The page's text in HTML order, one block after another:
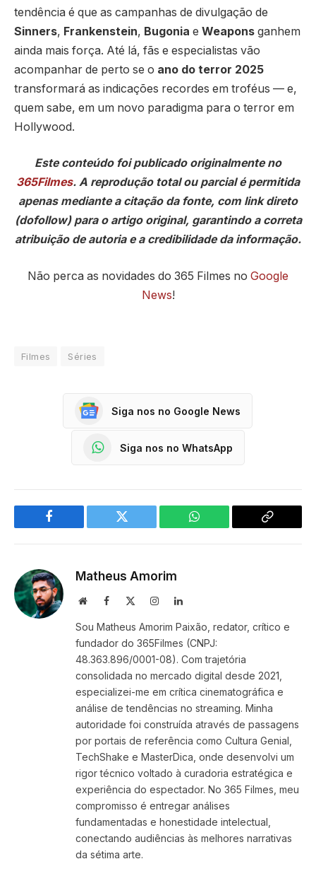
tendência é que as campanhas de divulgação de
Sinners, Frankenstein, Bugonia e Weapons ganhem
ainda mais força. Até lá, fãs e especialistas vão
acompanhar de perto se o ano do terror 2025
transformará as indicações recordes em troféus — e,
quem sabe, em um novo paradigma para o terror em
Hollywood.
Este conteúdo foi publicado originalmente no
365Filmes. A reprodução total ou parcial é permitida
apenas mediante a citação da fonte, com link direto
(dofollow) para o artigo original, garantindo a correta
atribuição de autoria e a credibilidade da informação.
Não perca as novidades do 365 Filmes no Google
News!
Filmes Séries
Siga nos no Google News
Siga nos no WhatsApp
Facebook Twitter WhatsApp
Copy
Matheus Amorim
WebsiteFacebook InstagramLinkedIn
Sou Matheus Amorim Paixão, redator, crítico e
fundador do 365Filmes (CNPJ:
48.363.896/0001-08). Com trajetória
consolidada no mercado digital desde 2021,
especializei-me em crítica cinematográfica e
análise de tendências no streaming. Minha
autoridade foi construída através de passagens
por portais de referência como Cultura Genial,
TechShake e MasterDica, onde desenvolvi um
rigor técnico voltado à curadoria estratégica e
experiência do espectador. No 365 Filmes, meu
compromisso é entregar análises
fundamentadas e honestidade intelectual,
conectando audiências às melhores narrativas
da sétima arte.